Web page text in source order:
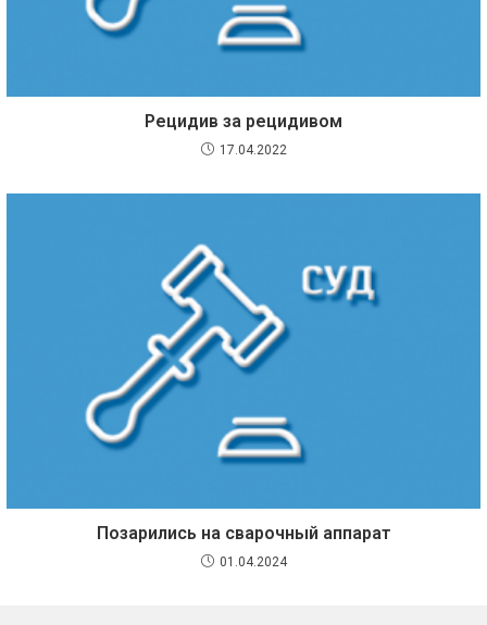
Рецидив за рецидивом
17.04.2022
Позарились на сварочный аппарат
01.04.2024